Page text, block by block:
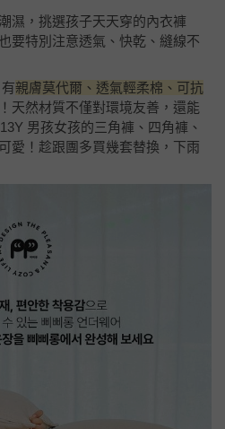
濕，挑選孩子天天穿的內衣褲
要特別注意透氣、快乾、縫線不
親膚莫代爾 、透氣輕柔棉、可抗
天然材質不僅對環境友善，還能
男孩女孩的三角褲、四角褲、
愛！趁跟團多買幾套替換，下雨